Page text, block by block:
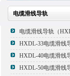
电缆滑线导轨
电缆滑线导轨（
HXDL-33电缆滑线
HXDL-40电缆滑线
HXDL-50电缆滑线